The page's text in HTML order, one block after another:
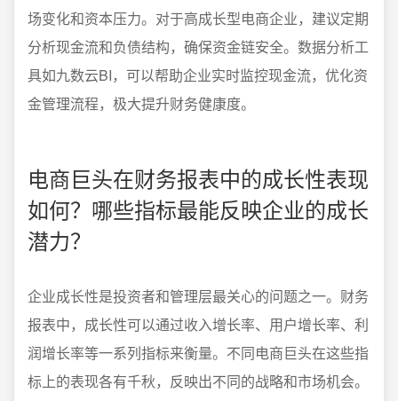
场变化和资本压力。对于高成长型电商企业，建议定期
分析现金流和负债结构，确保资金链安全。数据分析工
具如九数云BI，可以帮助企业实时监控现金流，优化资
金管理流程，极大提升财务健康度。
电商巨头在财务报表中的成长性表现
如何？哪些指标最能反映企业的成长
潜力？
企业成长性是投资者和管理层最关心的问题之一。财务
报表中，成长性可以通过收入增长率、用户增长率、利
润增长率等一系列指标来衡量。不同电商巨头在这些指
标上的表现各有千秋，反映出不同的战略和市场机会。